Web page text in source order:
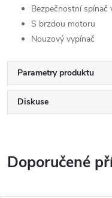
Bezpečnostní
S brzdou motoru
Nouzový vypínač
Parametry produktu
Diskuse